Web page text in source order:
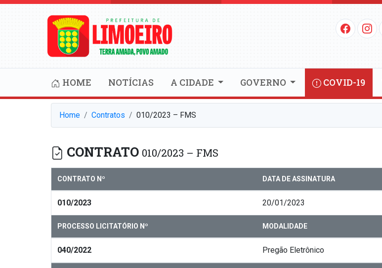
HOME NOTÍCIAS A CIDADE GOVERNO COVID-19
Home Contratos 010/2023 – FMS
CONTRATO 010/2023 – FMS
CONTRATO Nº DATA DE ASSINATURA
010/2023 20/01/2023
PROCESSO LICITATÓRIO Nº MODALIDADE
040/2022 Pregão Eletrônico